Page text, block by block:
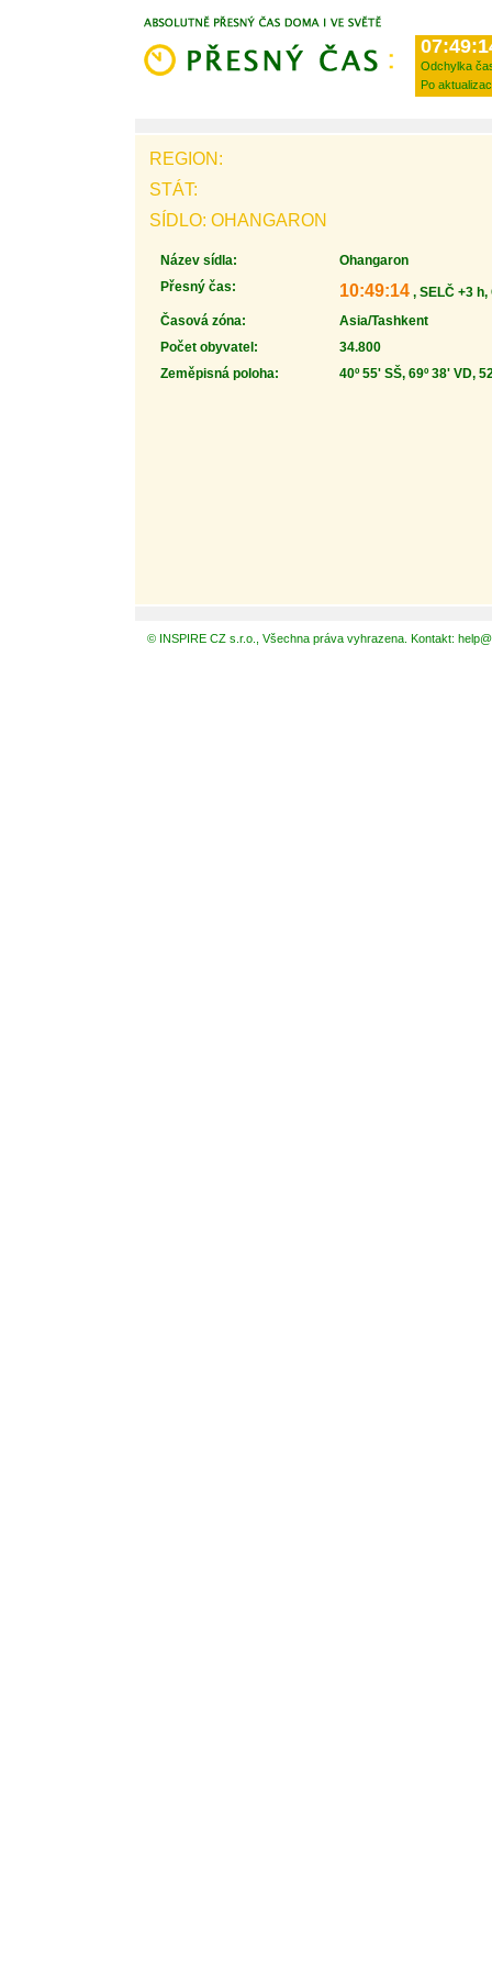
Odchylka
Po
REGION:
STÁT:
SÍDLO: OHANGARON
Název sídla:
Ohangaron
Přesný čas:
10:49:14 , SELČ +3 h,
Časová zóna:
Asia/Tashkent
Počet obyvatel:
34.800
Zeměpisná poloha:
40º 55' SŠ, 69º 38' VD,
© INSPIRE CZ s.r.o., Všechna práva vyhrazena. Kontakt: